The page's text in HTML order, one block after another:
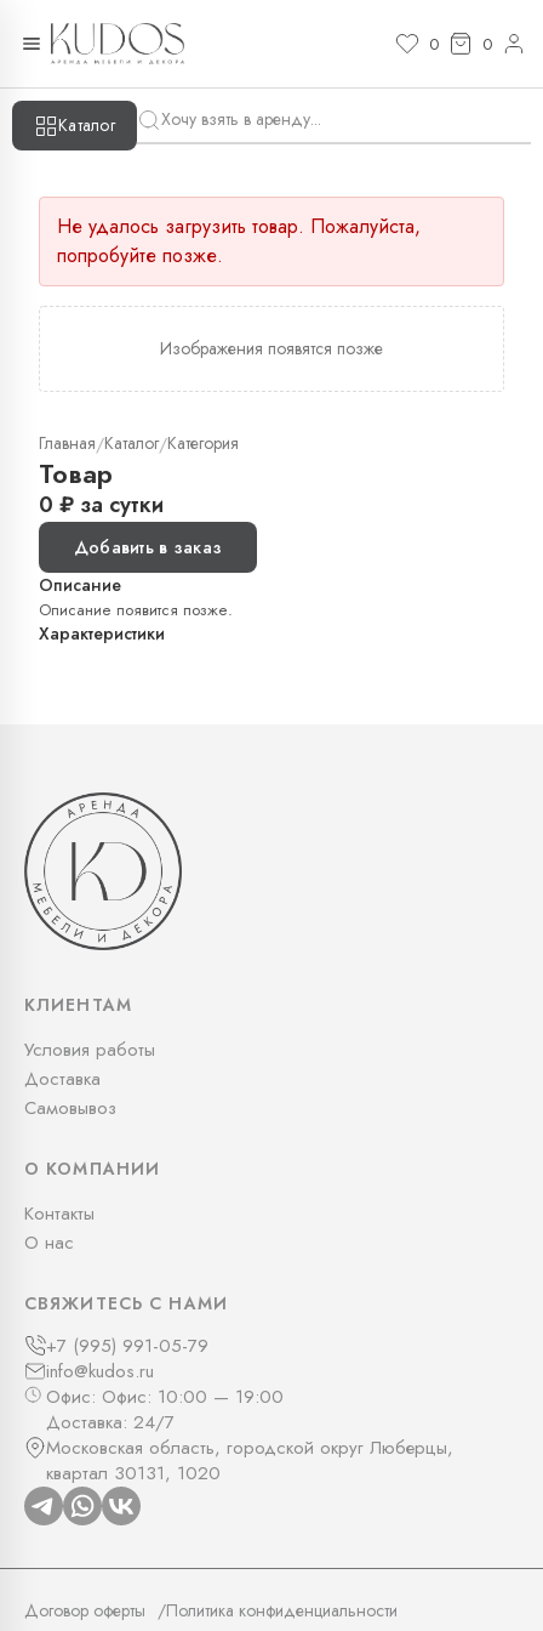
0 0
Каталог
Не удалось загрузить товар. Пожалуйста,
попробуйте позже.
Изображения появятся позже
Главная/Каталог/Категория
Товар
0 ₽ за сутки
Добавить в заказ
Описание
Описание появится позже.
Характеристики
КЛИЕНТАМ
Условия работы
Доставка
Самовывоз
О КОМПАНИИ
Контакты
О нас
СВЯЖИТЕСЬ С НАМИ
+7 (995) 991-05-79
info@kudos.ru
Офис: Офис: 10:00 — 19:00
Доставка: 24/7
Московская область, городской округ Люберцы,
квартал 30131, 1020
Договор оферты Политика конфиденциальности